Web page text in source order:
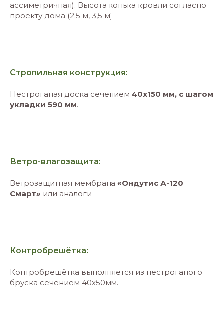
ассиметричная). Высота конька кровли согласно
проекту дома (2.5 м, 3,5 м)
Стропильная конструкция:
Нестроганая доска сечением 40х150 мм, с шагом
укладки 590 мм.
Ветро-влагозащита:
Ветрозащитная мембрана «Ондутис А-120
Смарт» или аналоги
Контробрешётка:
Контробрешётка выполняется из нестроганого
бруска сечением 40х50мм.